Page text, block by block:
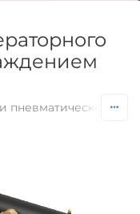
пневматическое